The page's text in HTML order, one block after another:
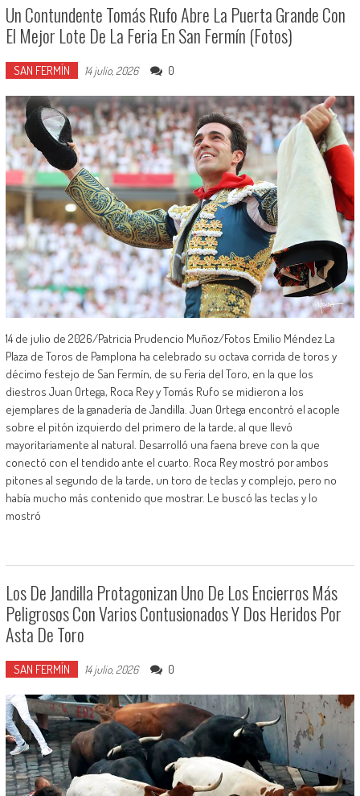
Un Contundente Tomás Rufo Abre La Puerta Grande Con
El Mejor Lote De La Feria En San Fermín (Fotos)
SAN FERMÍN 14 julio, 2026 0
14 de julio de 2026/Patricia Prudencio Muñoz/Fotos Emilio Méndez La
Plaza de Toros de Pamplona ha celebrado su octava corrida de toros y
décimo festejo de San Fermín, de su Feria del Toro, en la que los
diestros Juan Ortega, Roca Rey y Tomás Rufo se midieron a los
ejemplares de la ganadería de Jandilla. Juan Ortega encontró el acople
sobre el pitón izquierdo del primero de la tarde, al que llevó
mayoritariamente al natural. Desarrolló una faena breve con la que
conectó con el tendido ante el cuarto. Roca Rey mostró por ambos
pitones al segundo de la tarde, un toro de teclas y complejo, pero no
había mucho más contenido que mostrar. Le buscó las teclas y lo
mostró
Los De Jandilla Protagonizan Uno De Los Encierros Más
Peligrosos Con Varios Contusionados Y Dos Heridos Por
Asta De Toro
SAN FERMÍN 14 julio, 2026 0